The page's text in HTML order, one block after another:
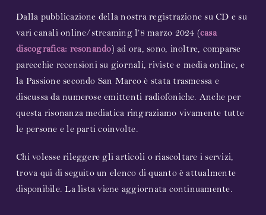
Dalla pubblicazione della nostra registrazione su CD e su
vari canali online/streaming l’8 marzo 2024 (casa
discografica: resonando) ad ora, sono, inoltre, comparse
parecchie recensioni su giornali, riviste e media online, e
la Passione secondo San Marco è stata trasmessa e
discussa da numerose emittenti radiofoniche. Anche per
questa risonanza mediatica ringraziamo vivamente tutte
le persone e le parti coinvolte.
Chi volesse rileggere gli articoli o riascoltare i servizi,
trova qui di seguito un elenco di quanto è attualmente
disponibile. La lista viene aggiornata continuamente.